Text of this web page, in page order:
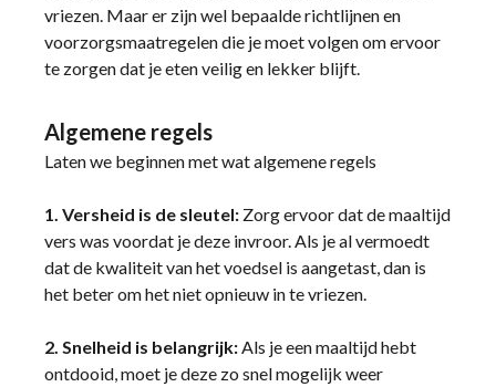
vriezen. Maar er zijn wel bepaalde richtlijnen en
voorzorgsmaatregelen die je moet volgen om ervoor
te zorgen dat je eten veilig en lekker blijft.
Algemene regels
Laten we beginnen met wat algemene regels
1. Versheid is de sleutel: Zorg ervoor dat de maaltijd
vers was voordat je deze invroor. Als je al vermoedt
dat de kwaliteit van het voedsel is aangetast, dan is
het beter om het niet opnieuw in te vriezen.
2. Snelheid is belangrijk:Als je een maaltijd hebt
ontdooid, moet je deze zo snel mogelijk weer